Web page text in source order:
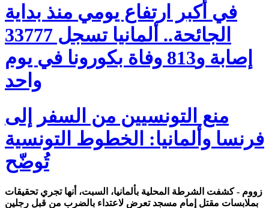
في أكبر ارتفاع يومي منذ بداية
الجائحة.. ألمانيا تسجل 33777
إصابة و813 وفاة بكورونا في يوم
واحد
منع التونسيين من السفر إلى
فرنسا وألمانيا: الخطوط التونسية
تُوضّح
زووم - كشفت الشرطة المحلية بألمانيا، السبت، أنها تجري تحقيقات
بملابسات مقتل إمام مسجد تعرض لاعتداء بالضرب من قبل رجلين